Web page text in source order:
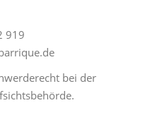
919
bei der